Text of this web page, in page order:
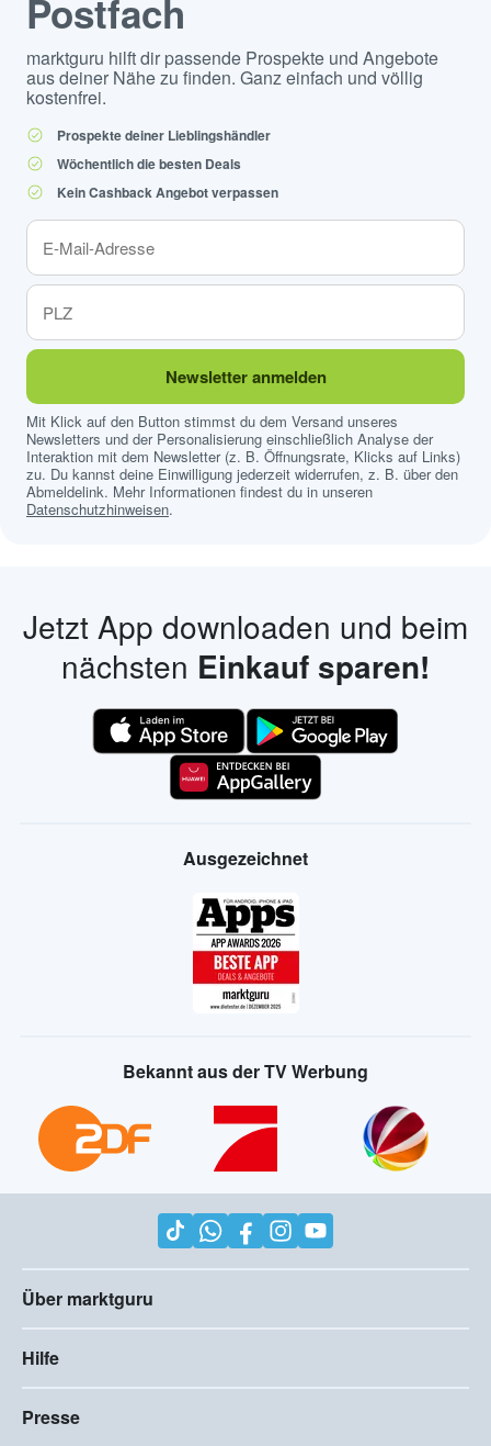
Postfach
marktguru hilft dir passende Prospekte und Angebote
aus deiner Nähe zu finden. Ganz einfach und völlig
kostenfrei.
Prospekte deiner Lieblingshändler
Wöchentlich die besten Deals
Kein Cashback Angebot verpassen
Newsletter anmelden
Mit Klick auf den Button stimmst du dem Versand unseres
Newsletters und der Personalisierung einschließlich Analyse der
Interaktion mit dem Newsletter (z. B. Öffnungsrate, Klicks auf Links)
zu. Du kannst deine Einwilligung jederzeit widerrufen, z. B. über den
Abmeldelink. Mehr Informationen findest du in unseren
Datenschutzhinweisen.
Jetzt App downloaden und beim
nächsten Einkauf sparen!
Ausgezeichnet
Bekannt aus der TV Werbung
Über marktguru
Hilfe
Presse